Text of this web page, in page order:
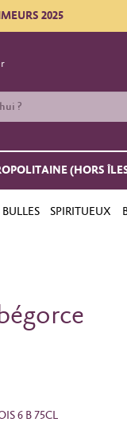
2025
(HORS
BULLES SPIRITUEUX
6 B 75CL